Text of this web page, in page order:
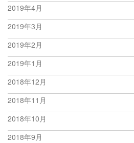
2019年4月
2019年3月
2019年2月
2019年1月
2018年12月
2018年11月
2018年10月
2018年9月